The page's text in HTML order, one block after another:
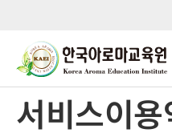
서비스이